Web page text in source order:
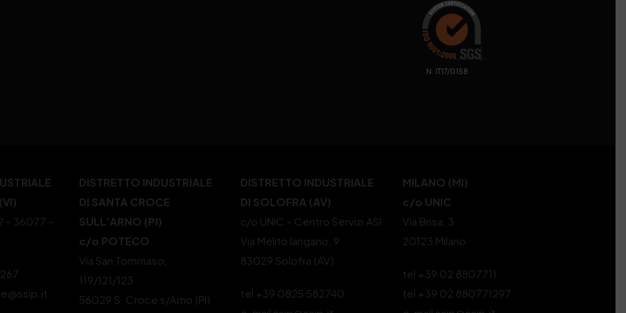
. N. IT17/0158
– 36077 –
DISTRETTO INDUSTRIALE
DI SANTA CROCE
SULL’ARNO (PI)
c/o POTECO
Via San Tommaso,
119/121/123
56029 S. Croce s/Arno (PI)
DISTRETTO INDUSTRIALE
DI SOLOFRA (AV)
c/o UNIC – Centro Servizi ASI
Via Melito Iangano, 9
83029 Solofra (AV)
tel +39 0825 582740
MILANO (MI)
c/o UNIC
Via Brisa, 3
20123 Milano
tel +39 02 8807711
tel +39 02 880771297